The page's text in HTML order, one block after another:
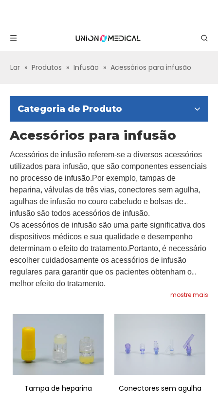
Lar » Produtos » Infusão » Acessórios para infusão
Categoria de Produto
Acessórios para infusão
Acessórios de infusão referem-se a diversos acessórios
utilizados para infusão, que são componentes essenciais
no processo de infusão.Por exemplo, tampas de
heparina, válvulas de três vias, conectores sem agulha,
agulhas de infusão no couro cabeludo e bolsas de
infusão são todos acessórios de infusão.
Os acessórios de infusão são uma parte significativa dos
dispositivos médicos e sua qualidade e desempenho
determinam o efeito do tratamento.Portanto, é necessário
escolher cuidadosamente os acessórios de infusão
regulares para garantir que os pacientes obtenham o
melhor efeito do tratamento.
mostre mais
Tampa de heparina Conectores sem agulha